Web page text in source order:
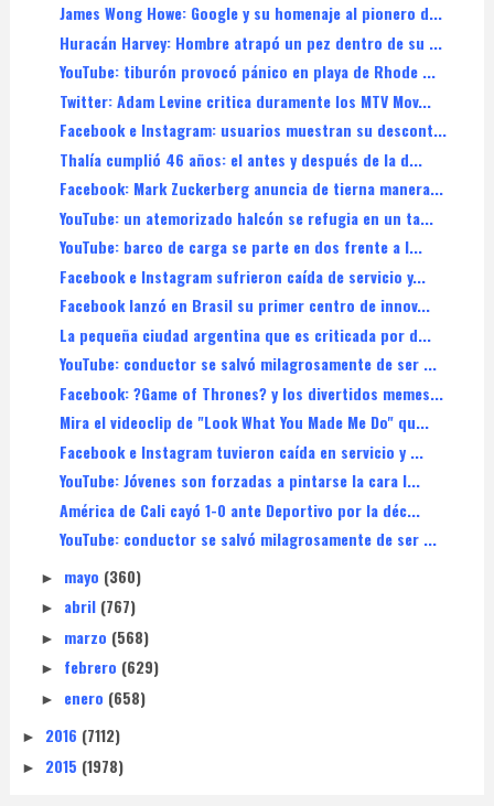
James Wong Howe: Google y su homenaje al pionero d...
Huracán Harvey: Hombre atrapó un pez dentro de su ...
YouTube: tiburón provocó pánico en playa de Rhode ...
Twitter: Adam Levine critica duramente los MTV Mov...
Facebook e Instagram: usuarios muestran su descont...
Thalía cumplió 46 años: el antes y después de la d...
Facebook: Mark Zuckerberg anuncia de tierna manera...
YouTube: un atemorizado halcón se refugia en un ta...
YouTube: barco de carga se parte en dos frente a l...
Facebook e Instagram sufrieron caída de servicio y...
Facebook lanzó en Brasil su primer centro de innov...
La pequeña ciudad argentina que es criticada por d...
YouTube: conductor se salvó milagrosamente de ser ...
Facebook: ?Game of Thrones? y los divertidos memes...
Mira el videoclip de "Look What You Made Me Do" qu...
Facebook e Instagram tuvieron caída en servicio y ...
YouTube: Jóvenes son forzadas a pintarse la cara l...
América de Cali cayó 1-0 ante Deportivo por la déc...
YouTube: conductor se salvó milagrosamente de ser ...
► mayo (360)
► abril (767)
► marzo (568)
► febrero (629)
► enero (658)
► 2016 (7112)
► 2015 (1978)